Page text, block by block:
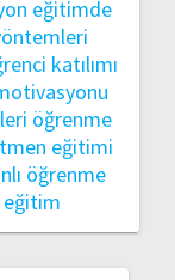
eğitimde
katılımı
öğrenme
eğitimi
öğrenme
eğitim